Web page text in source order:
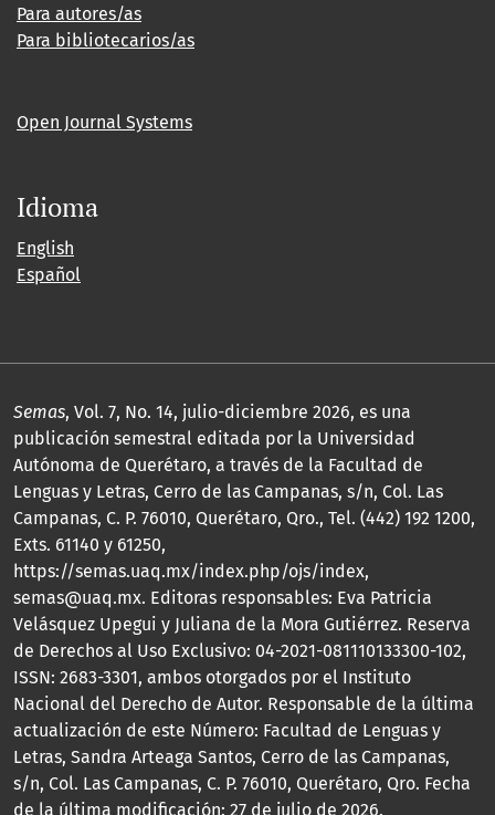
Para autores/as
Para bibliotecarios/as
Open Journal Systems
Idioma
English
Español
Semas, Vol. 7, No. 14, julio-diciembre 2026, es una
publicación semestral editada por la Universidad
Autónoma de Querétaro, a través de la Facultad de
Lenguas y Letras, Cerro de las Campanas, s/n, Col. Las
Campanas, C. P. 76010, Querétaro, Qro., Tel. (442) 192 1200,
Exts. 61140 y 61250,
https://semas.uaq.mx/index.php/ojs/index,
semas@uaq.mx. Editoras responsables: Eva Patricia
Velásquez Upegui y Juliana de la Mora Gutiérrez. Reserva
de Derechos al Uso Exclusivo: 04-2021-081110133300-102,
ISSN: 2683-3301, ambos otorgados por el Instituto
Nacional del Derecho de Autor. Responsable de la última
actualización de este Número: Facultad de Lenguas y
Letras, Sandra Arteaga Santos, Cerro de las Campanas,
s/n, Col. Las Campanas, C. P. 76010, Querétaro, Qro. Fecha
de la última modificación: 27 de julio de 2026.